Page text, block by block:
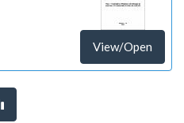
View/Open